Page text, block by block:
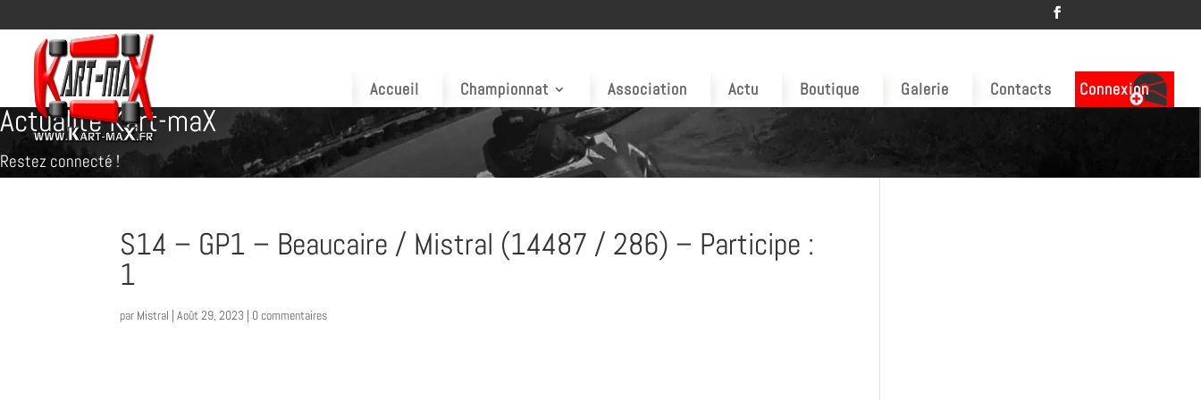
Accueil Championnat Association Actu Boutique Galerie Contacts Connexion
Actualité Kart-maX
Restez connecté !
S14 – GP1 – Beaucaire / Mistral (14487 / 286) – Participe :
1
par Mistral |Août 29, 2023 | 0 commentaires